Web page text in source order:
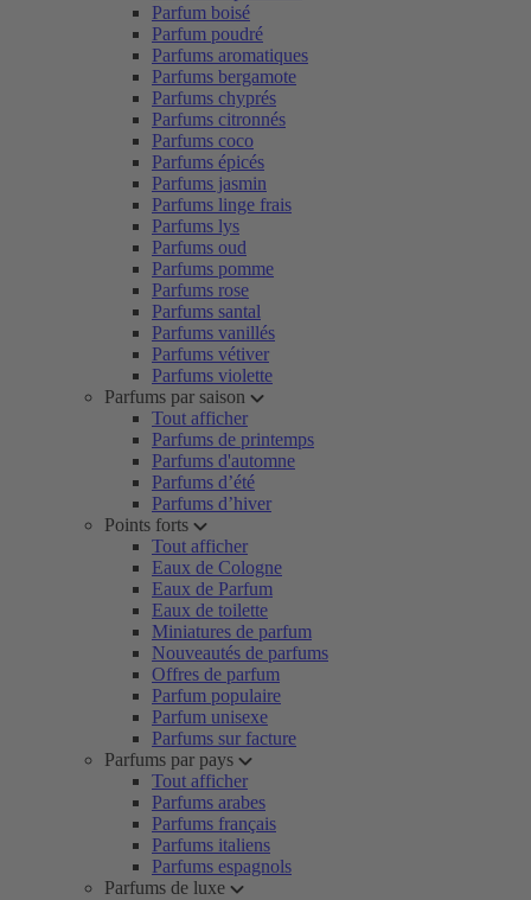
Parfum boisé
Parfum poudré
Parfums aromatiques
Parfums bergamote
Parfums chyprés
Parfums citronnés
Parfums coco
Parfums épicés
Parfums jasmin
Parfums linge frais
Parfums lys
Parfums oud
Parfums pomme
Parfums rose
Parfums santal
Parfums vanillés
Parfums vétiver
Parfums violette
Parfums par saison
Tout afficher
Parfums de printemps
Parfums d'automne
Parfums d’été
Parfums d’hiver
Points forts
Tout afficher
Eaux de Cologne
Eaux de Parfum
Eaux de toilette
Miniatures de parfum
Nouveautés de parfums
Offres de parfum
Parfum populaire
Parfum unisexe
Parfums sur facture
Parfums par pays
Tout afficher
Parfums arabes
Parfums français
Parfums italiens
Parfums espagnols
Parfums de luxe